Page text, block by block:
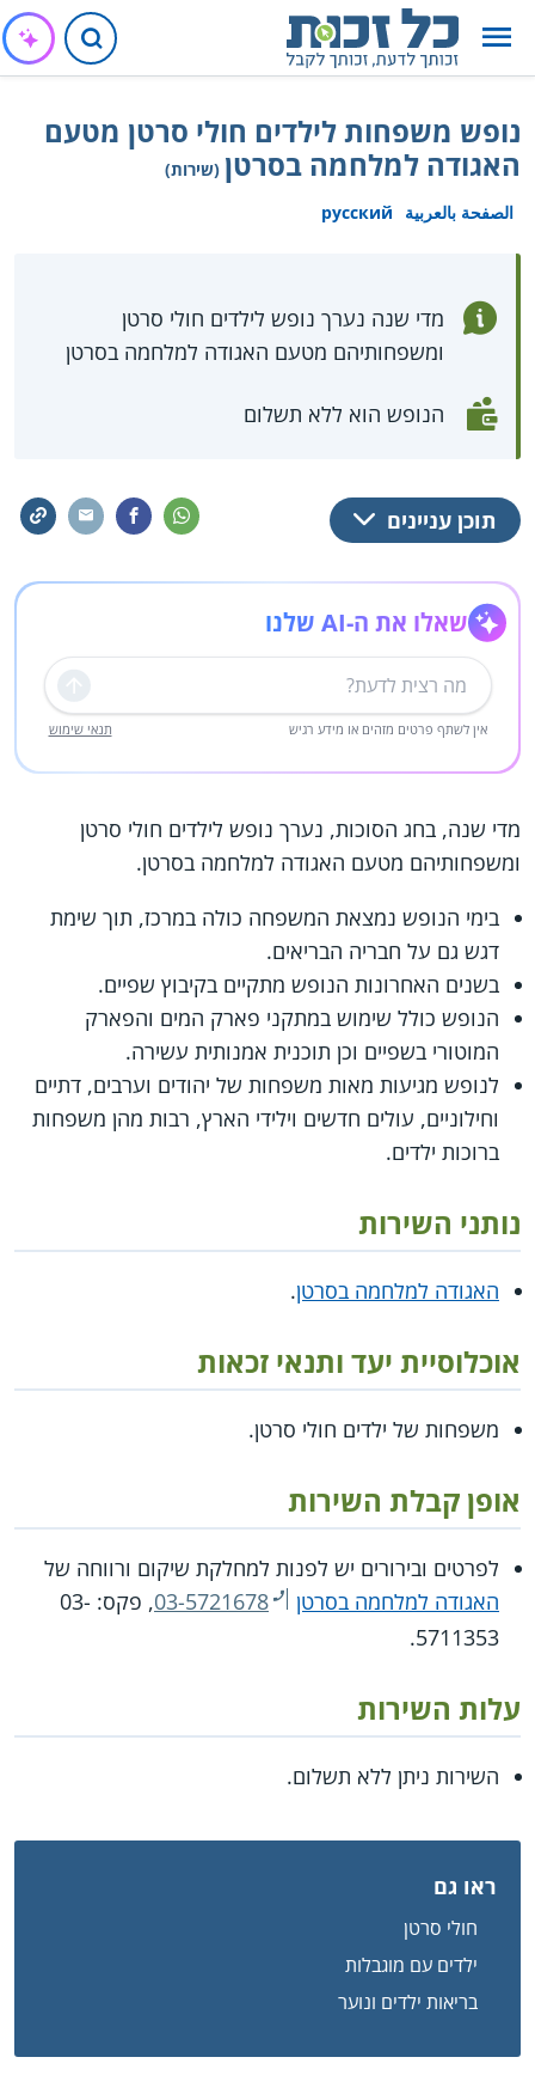
נופש משפחות לילדים חולי סרטן מטעם
האגודה למלחמה בסרטן (שירות)
الصفحة بالعربية
русский
מדי שנה נערך נופש לילדים חולי סרטן
ומשפחותיהם מטעם האגודה למלחמה בסרטן
הנופש הוא ללא תשלום
תוכן עניינים
שאלו את ה-AI שלנו
שליחה
אין לשתף פרטים מזהים או מידע רגיש תנאי שימוש
מדי שנה, בחג הסוכות, נערך נופש לילדים חולי סרטן
ומשפחותיהם מטעם האגודה למלחמה בסרטן.
בימי הנופש נמצאת המשפחה כולה במרכז, תוך שימת
דגש גם על חבריה הבריאים.
בשנים האחרונות הנופש מתקיים בקיבוץ שפיים.
הנופש כולל שימוש במתקני פארק המים והפארק
המוטורי בשפיים וכן תוכנית אמנותית עשירה.
לנופש מגיעות מאות משפחות של יהודים וערבים, דתיים
וחילוניים, עולים חדשים וילידי הארץ, רבות מהן משפחות
ברוכות ילדים.
נותני השירות
האגודה למלחמה בסרטן.
אוכלוסיית יעד ותנאי זכאות
משפחות של ילדים חולי סרטן.
אופן קבלת השירות
לפרטים ובירורים יש לפנות למחלקת שיקום ורווחה של
האגודה למלחמה בסרטן
03-5721678, פקס: 03-
5711353
.
עלות השירות
השירות ניתן ללא תשלום.
ראו גם
חולי סרטן
ילדים עם מוגבלות
בריאות ילדים ונוער